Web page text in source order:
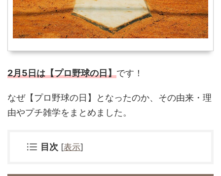
2月5日は【プロ野球の日】です！
なぜ【プロ野球の日】となったのか、その由来・理
由やプチ雑学をまとめました。
目次 [表示]